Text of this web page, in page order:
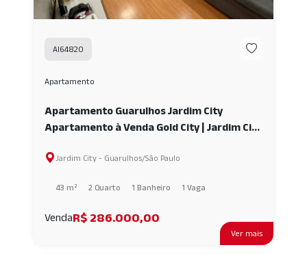
Ver mais
AI64820
Apartamento
Apartamento Guarulhos Jardim City
Apartamento à Venda Gold City | Jardim City
Jardim City - Guarulhos/São Paulo
43 m² 2 Quarto 1 Banheiro 1 Vaga
VendaR$ 286.000,00